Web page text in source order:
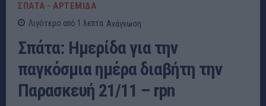
ΣΠΑΤΑ - ΑΡΤΕΜΙΔΑ
Λιγότερο από 1 λεπτα Ανάγνωση
Σπάτα: Ημερίδα για την
παγκόσμια ημέρα διαβήτη την
Παρασκευή 21/11 – rpn